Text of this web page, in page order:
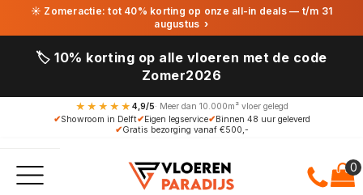
☀ Zomeractie: tot 40% korting op onze all-in deals — t/m 31
augustus ›
🏷️ 10% korting op alle vloeren met de code
Zomer2026
★★★★★ 4,9/5· Meer dan 10.000m² vloer gelegd
✔Showroom in Delft✔Eigen legservice✔Binnen 48 uur geleverd
✔Gratis bezorging vanaf €500,-